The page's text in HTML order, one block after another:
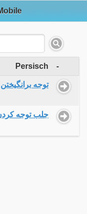
Persisch -
توجه برانگیختن
جلب توجه